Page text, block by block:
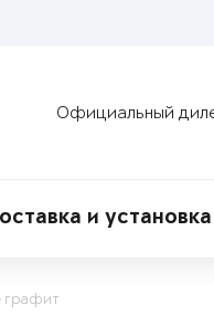
Официальный
и установка
графит